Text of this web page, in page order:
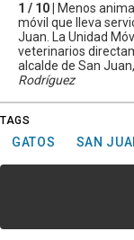
1 / 10 |
Menos
móvil que lleva
Juan. La Unidad
veterinarios
alcalde de San
Rodríguez
TAGS
GATOS SAN